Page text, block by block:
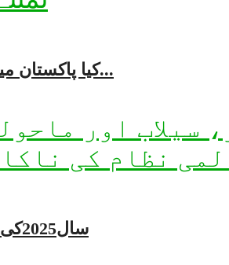
کیا پاکستان میں پانی کا بحران زراعت اور موسمیاتی...
سال2025کی موسمیاتی تباہی: یہ قدرتی آفت نہیں